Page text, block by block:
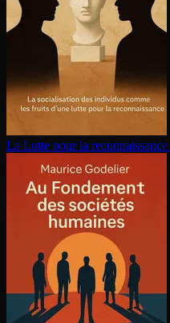
La Lutte pour la re­con­nais­sance